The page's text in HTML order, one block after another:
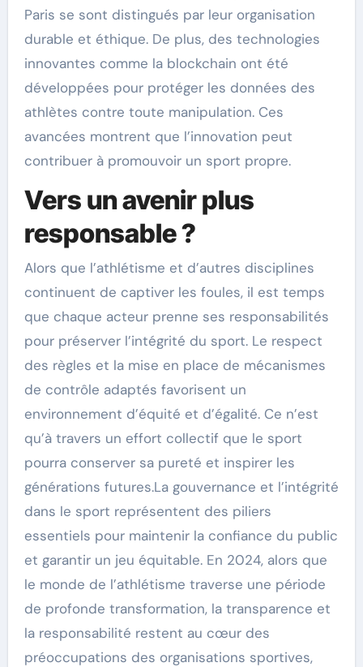
Paris se sont distingués par leur organisation
durable et éthique. De plus, des technologies
innovantes comme la blockchain ont été
développées pour protéger les données des
athlètes contre toute manipulation. Ces
avancées montrent que l’innovation peut
contribuer à promouvoir un sport propre.
Vers un avenir plus
responsable ?
Alors que l’athlétisme et d’autres disciplines
continuent de captiver les foules, il est temps
que chaque acteur prenne ses responsabilités
pour préserver l’intégrité du sport. Le respect
des règles et la mise en place de mécanismes
de contrôle adaptés favorisent un
environnement d’équité et d’égalité. Ce n’est
qu’à travers un effort collectif que le sport
pourra conserver sa pureté et inspirer les
générations futures.La gouvernance et l’intégrité
dans le sport représentent des piliers
essentiels pour maintenir la confiance du public
et garantir un jeu équitable. En 2024, alors que
le monde de l’athlétisme traverse une période
de profonde transformation, la transparence et
la responsabilité restent au cœur des
préoccupations des organisations sportives,